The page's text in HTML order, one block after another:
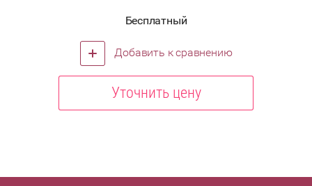
Бесплатный
Добавить к сравнению
Уточнить цену